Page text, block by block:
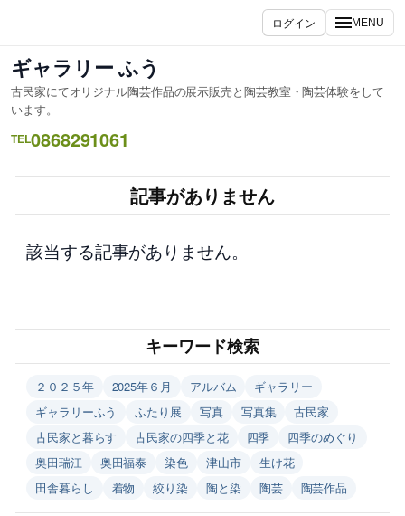
ス
キ
ッ
プ
ログイン MENU
ギャラリー ふう
古民家にてオリジナル陶芸作品の展示販売と陶芸教室・陶芸体験をして
います。
TEL0868291061
記事がありません
該当する記事がありません。
キーワード検索
２０２５年 2025年６月 アルバム
ギャラリー
ギャラリーふう
ふたり展 写真 写真集
古民家
古民家と暮らす
古民家の四季と花 四季
四季のめぐり
奥田瑞江
奥田福泰 染色 津山市
生け花
田舎暮らし
着物 絞り染 陶と染 陶芸 陶芸作品